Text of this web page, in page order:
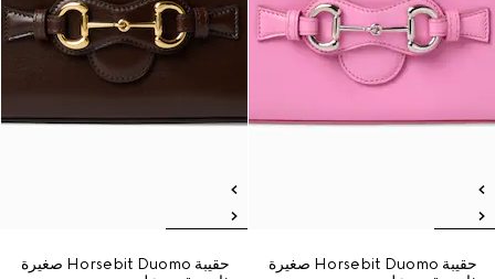
حقيبة Horsebit Duomo صغيرة
حقيبة Horsebit Duomo صغيرة